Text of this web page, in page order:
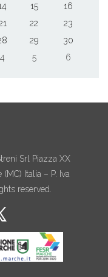
15
16
22
23
29
30
4 5 6
Srl Piazza XX
Italia – P. Iva
reserved.